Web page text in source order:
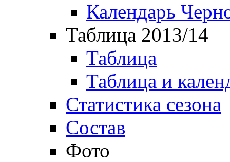
Календарь
Таблица 2013/14
Таблица
Таблица и
Статистика сезона
Состав
Фото